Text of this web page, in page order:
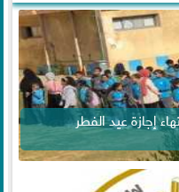
إجازة عيد الفطر